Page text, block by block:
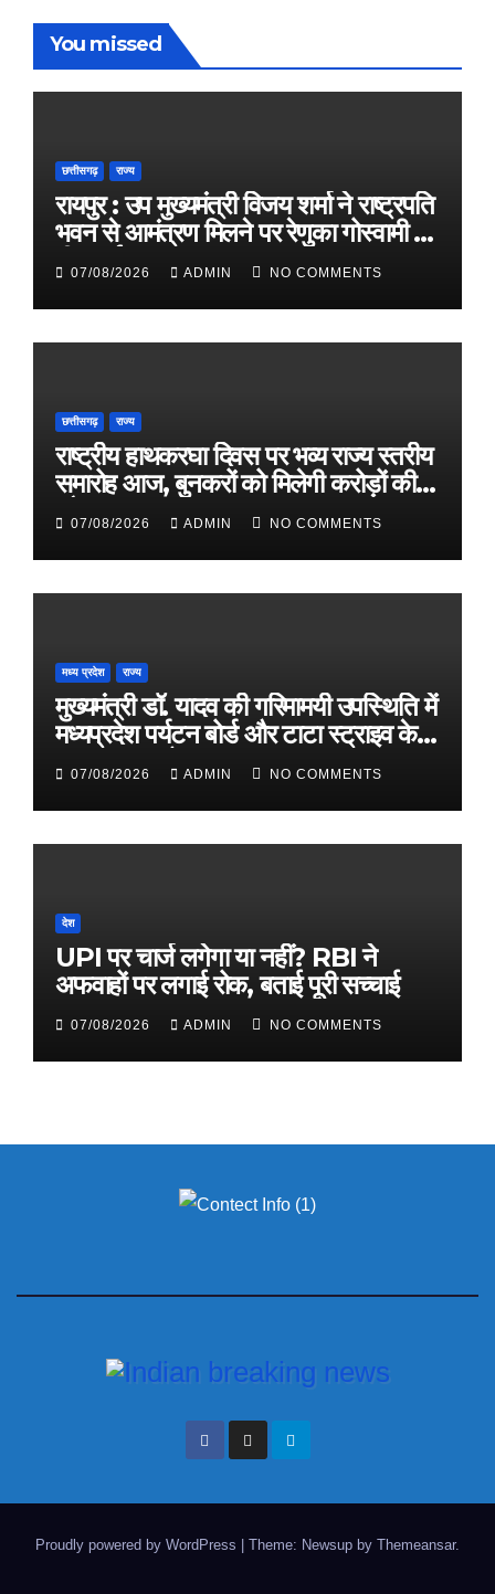
You missed
छत्तीसगढ़ राज्य
रायपुर : उप मुख्यमंत्री विजय शर्मा ने राष्ट्रपति
भवन से आमंत्रण मिलने पर रेणुका गोस्वामी को
दी बधाई
07/08/2026 ADMIN NO COMMENTS
छत्तीसगढ़ राज्य
राष्ट्रीय हाथकरघा दिवस पर भव्य राज्य स्तरीय
समारोह आज, बुनकरों को मिलेगी करोड़ों की
सौगात
07/08/2026 ADMIN NO COMMENTS
मध्य प्रदेश राज्य
मुख्यमंत्री डॉ. यादव की गरिमामयी उपस्थिति में
मध्यप्रदेश पर्यटन बोर्ड और टाटा स्ट्राइव के
मध्य हुआ एमओयू
07/08/2026 ADMIN NO COMMENTS
देश
UPI पर चार्ज लगेगा या नहीं? RBI ने
अफवाहों पर लगाई रोक, बताई पूरी सच्चाई
07/08/2026 ADMIN NO COMMENTS
Proudly powered by WordPress Theme: Newsup by Themeansar.